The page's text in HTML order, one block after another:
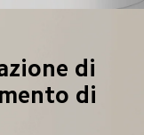
di
di